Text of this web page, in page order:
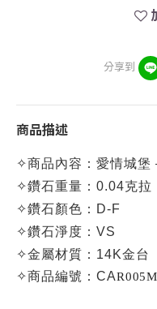
分享到
商品描述
✧商品內容：愛情城
✧鑽石重量：0.04克拉
✧鑽石顏色：D-F
✧鑽石淨度：VS
✧金屬材質：14K金台
✧商品編號：CA